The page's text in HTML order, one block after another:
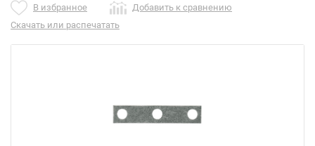
В избранное
Добавить к сравнению
Скачать или распечатать